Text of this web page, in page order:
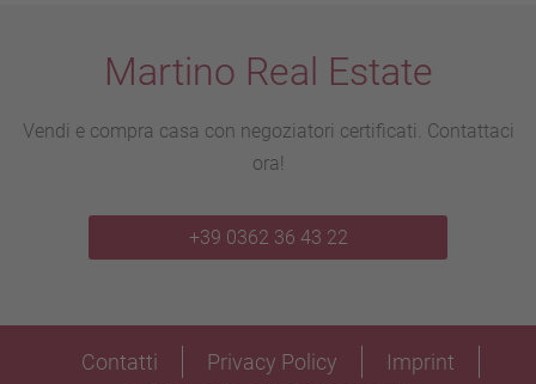
Martino Real Estate
Vendi e compra casa con negoziatori certificati. Contattaci
ora!
+39 0362 36 43 22
Contatti Privacy Policy
Imprint